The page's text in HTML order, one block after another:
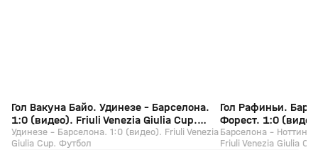
Гол Вакуна Байо. Удинезе - Барселона.
1:0 (видео). Friuli Venezia Giulia Cup.
Футбол
Удинезе - Барселона. 1:0 (видео). Friuli Venezia
Giulia Cup. Футбол
Гол Рафиньи.
Форест. 1:0
Cup. Футбол
Барселона -
Friuli Venezia Giulia